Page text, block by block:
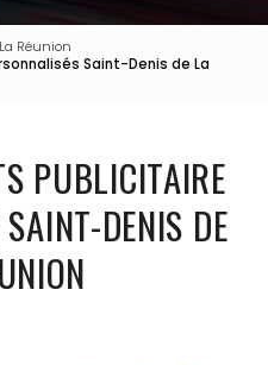
Réunion
Saint-Denis de La
PUBLICITAIRE
DENIS DE